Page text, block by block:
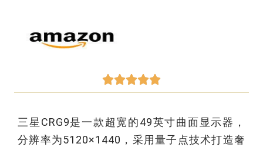

三星CRG9是一款超宽的49英寸曲面显示器，
分辨率为5120×1440，采用量子点技术打造奢